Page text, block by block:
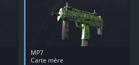
MP7
Carte mère